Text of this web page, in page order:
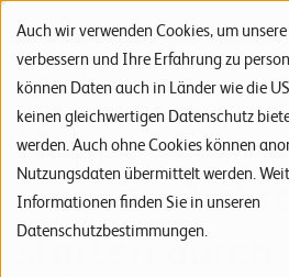
Auch wir verwenden Cookies, um
verbessern und Ihre Erfahrung zu
können Daten auch in Länder wie die
keinen gleichwertigen Datenschutz
werden. Auch ohne Cookies können
Nutzungsdaten übermittelt werden.
Informationen finden Sie in unseren
Datenschutzbestimmungen.
Zur Navigation
Zur Suche
Zum Inhalt
S
t
Happy to be
– unsere
starten durch